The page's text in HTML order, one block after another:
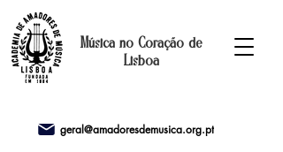
Música no Coração de
Lisboa
geral@amadoresdemusica.org.pt